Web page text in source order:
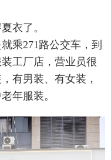
衣了。
乘271路公交车，到
工厂店，营业员很
有男装、有女装，
年服装。